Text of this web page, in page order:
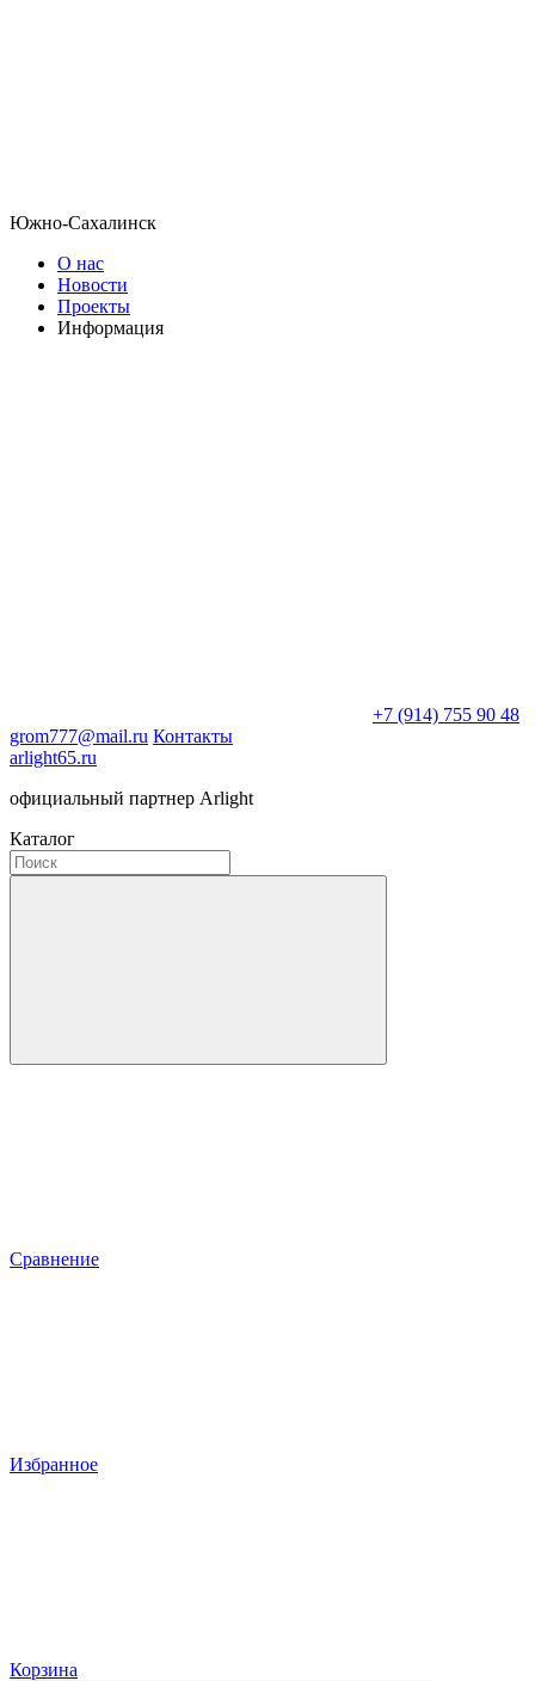
Южно-Сахалинск
О нас
Новости
Проекты
Информация
+7 (914) 755 90 48
grom777@mail.ru Контакты
arlight65.ru
официальный партнер Arlight
Каталог
Сравнение
Избранное
Корзина